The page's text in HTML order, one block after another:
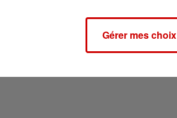
Gérer mes choix